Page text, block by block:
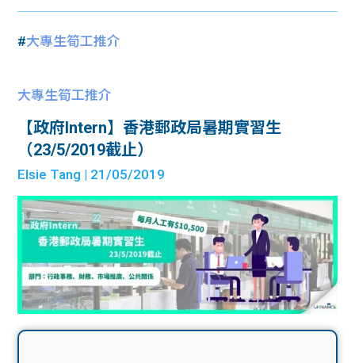
#大專生筍工推介
大專生筍工推介
【政府Intern】香港郵政局暑期實習生
（23/5/2019截止）
Elsie Tang | 21/05/2019